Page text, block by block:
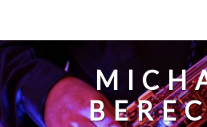
content